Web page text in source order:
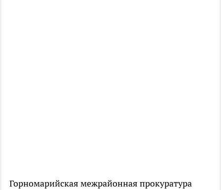
Горномарийская межрайонная прокуратура